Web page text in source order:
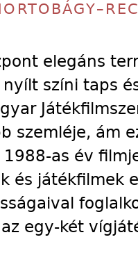
elegáns
színi taps
szemléje, ám
as év
és játékfilmek
egy-két